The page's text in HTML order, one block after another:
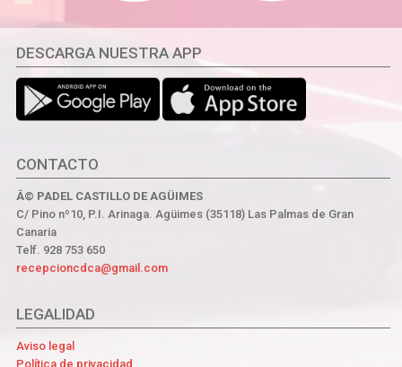
DESCARGA NUESTRA APP
CONTACTO
Â© PADEL CASTILLO DE AGÜIMES
C/ Pino nº10, P.I. Arinaga. Agüimes (35118) Las Palmas de Gran
Canaria
Telf. 928 753 650
recepcioncdca@gmail.com
LEGALIDAD
Aviso legal
Política de privacidad